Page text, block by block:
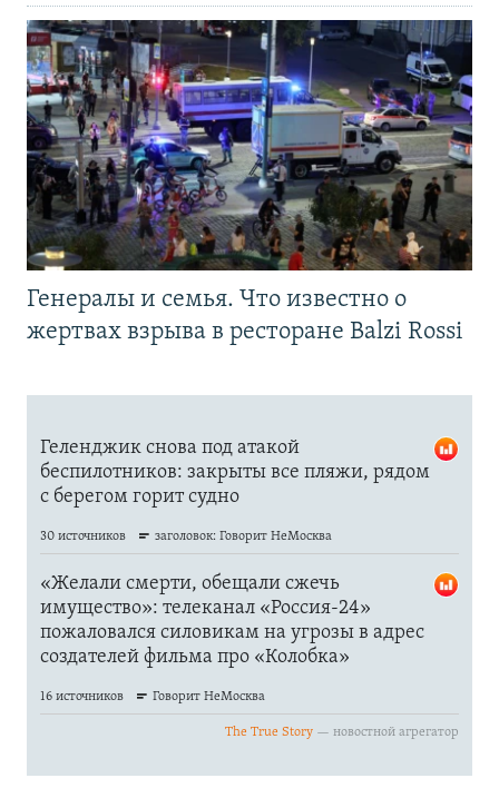
Генералы и семья. Что известно о
жертвах взрыва в ресторане Balzi Rossi